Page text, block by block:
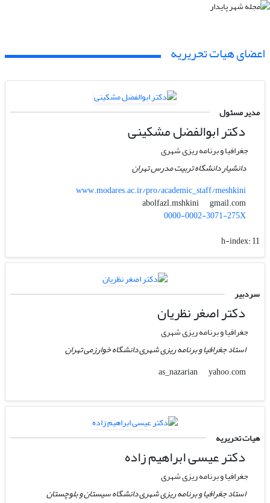
اعضای هیات تحریریه
مدیر مسئول
دکتر ابوالفضل مشکینی
جغرافیا و برنامه ریزی شهری
دانشیار دانشگاه تربیت مدرس تهران
www.modares.ac.ir/pro/academic_staff/meshkini
abolfazl.mshkini
gmail.com
0000-0002-3071-275X
h-index:11
سردبیر
دکتر اصغر نظریان
جغرافیا و برنامه ریزی شهری
استاد جغرافیا و برنامه ریزی شهری دانشگاه خوارزمی تهران
as_nazarian
yahoo.com
هیات تحریریه
دکتر عیسی ابراهیم زاده
جغرافیا و برنامه ریزی شهری
استاد جغرافیا و برنامه ریزی شهری دانشگاه سیستان و بلوچستان